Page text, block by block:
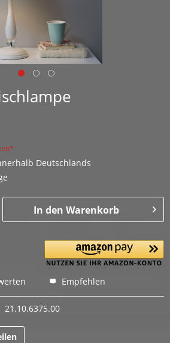
Deutschlands
In den Warenkorb
Empfehlen
21.10.6375.00